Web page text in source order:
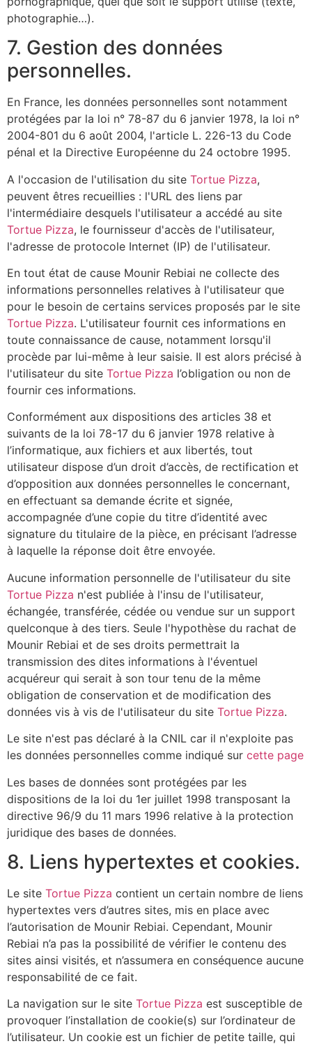
photographie…).
7. Gestion des données
personnelles.
En France, les données personnelles sont notamment
protégées par la loi n° 78-87 du 6 janvier 1978, la loi n°
2004-801 du 6 août 2004, l'article L. 226-13 du Code
pénal et la Directive Européenne du 24 octobre 1995.
A l'occasion de l'utilisation du site Tortue Pizza,
peuvent êtres recueillies : l'URL des liens par
l'intermédiaire desquels l'utilisateur a accédé au site
Tortue Pizza, le fournisseur d'accès de l'utilisateur,
l'adresse de protocole Internet (IP) de l'utilisateur.
En tout état de cause Mounir Rebiai ne collecte des
informations personnelles relatives à l'utilisateur que
pour le besoin de certains services proposés par le site
Tortue Pizza. L'utilisateur fournit ces informations en
toute connaissance de cause, notamment lorsqu'il
procède par lui-même à leur saisie. Il est alors précisé à
l'utilisateur du site Tortue Pizza l’obligation ou non de
fournir ces informations.
Conformément aux dispositions des articles 38 et
suivants de la loi 78-17 du 6 janvier 1978 relative à
l’informatique, aux fichiers et aux libertés, tout
utilisateur dispose d’un droit d’accès, de rectification et
d’opposition aux données personnelles le concernant,
en effectuant sa demande écrite et signée,
accompagnée d’une copie du titre d’identité avec
signature du titulaire de la pièce, en précisant l’adresse
à laquelle la réponse doit être envoyée.
Aucune information personnelle de l'utilisateur du site
Tortue Pizza n'est publiée à l'insu de l'utilisateur,
échangée, transférée, cédée ou vendue sur un support
quelconque à des tiers. Seule l'hypothèse du rachat de
Mounir Rebiai et de ses droits permettrait la
transmission des dites informations à l'éventuel
acquéreur qui serait à son tour tenu de la même
obligation de conservation et de modification des
données vis à vis de l'utilisateur du site Tortue Pizza.
Le site n'est pas déclaré à la CNIL car il n'exploite pas
les données personnelles comme indiqué sur cette page
Les bases de données sont protégées par les
dispositions de la loi du 1er juillet 1998 transposant la
directive 96/9 du 11 mars 1996 relative à la protection
juridique des bases de données.
8. Liens hypertextes et cookies.
Le site Tortue Pizza contient un certain nombre de liens
hypertextes vers d’autres sites, mis en place avec
l’autorisation de Mounir Rebiai. Cependant, Mounir
Rebiai n’a pas la possibilité de vérifier le contenu des
sites ainsi visités, et n’assumera en conséquence aucune
responsabilité de ce fait.
La navigation sur le site Tortue Pizza est susceptible de
provoquer l’installation de cookie(s) sur l’ordinateur de
l’utilisateur. Un cookie est un fichier de petite taille, qui